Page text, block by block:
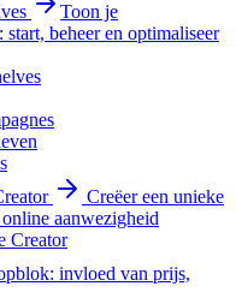
Toon je
beheer en optimaliseer
Creëer een unieke
aanwezigheid
Creator
invloed van prijs,